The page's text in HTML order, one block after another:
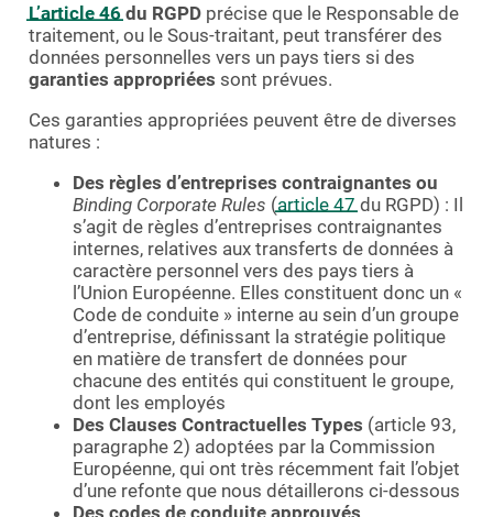
L’article 46 du RGPD précise que le Responsable de
traitement, ou le Sous-traitant, peut transférer des
données personnelles vers un pays tiers si des
garanties appropriées sont prévues.
Ces garanties appropriées peuvent être de diverses
natures :
Des règles d’entreprises contraignantes ou
Binding Corporate Rules (article 47 du RGPD) : Il
s’agit de règles d’entreprises contraignantes
internes, relatives aux transferts de données à
caractère personnel vers des pays tiers à
l’Union Européenne. Elles constituent donc un «
Code de conduite » interne au sein d’un groupe
d’entreprise, définissant la stratégie politique
en matière de transfert de données pour
chacune des entités qui constituent le groupe,
dont les employés
Des Clauses Contractuelles Types (article 93,
paragraphe 2) adoptées par la Commission
Européenne, qui ont très récemment fait l’objet
d’une refonte que nous détaillerons ci-dessous
Des codes de conduite approuvés